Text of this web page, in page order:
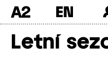
A2
Letní